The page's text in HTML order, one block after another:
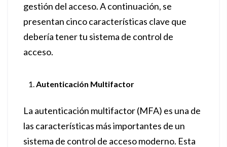
gestión del acceso. A continuación, se
presentan cinco características clave que
debería tener tu sistema de control de
acceso.
Autenticación Multifactor
La autenticación multifactor (MFA) es una de
las características más importantes de un
sistema de control de acceso moderno. Esta